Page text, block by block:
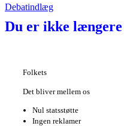
Debatindlæg
Du er ikke længere
Folkets
Det bliver mellem os
Nul statsstøtte
Ingen reklamer